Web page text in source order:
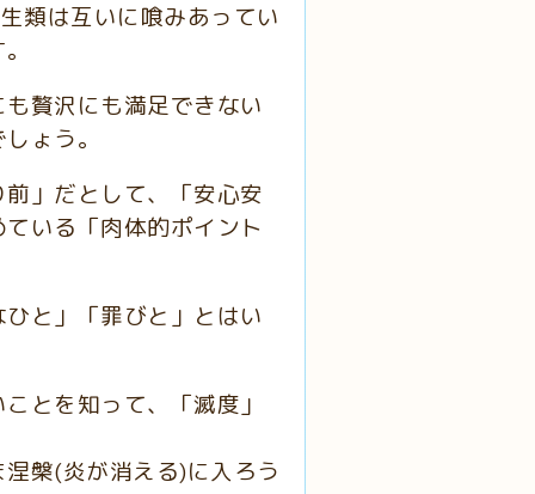
類は互いに喰みあってい
贅沢にも満足できない
ょう。
」だとして、「安心安
いる「肉体的ポイント
と」「罪びと」とはい
とを知って、「滅度」
槃(炎が消える)に入ろう